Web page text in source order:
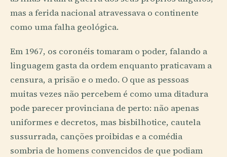
mas a ferida nacional atravessava o continente
como uma falha geológica.
Em 1967, os coronéis tomaram o poder, falando a
linguagem gasta da ordem enquanto praticavam a
censura, a prisão e o medo. O que as pessoas
muitas vezes não percebem é como uma ditadura
pode parecer provinciana de perto: não apenas
uniformes e decretos, mas bisbilhotice, cautela
sussurrada, canções proibidas e a comédia
sombria de homens convencidos de que podiam